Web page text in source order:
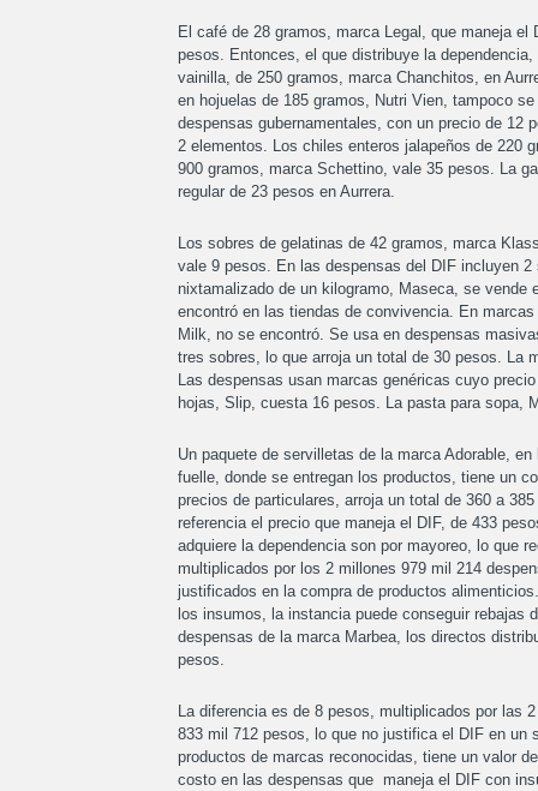
El café de 28 gramos, marca Legal, que maneja
pesos. Entonces, el que distribuye la
vainilla, de 250 gramos, marca Chanchitos, en
en hojuelas de 185 gramos, Nutri Vien, tampoco
despensas gubernamentales, con un precio de 12
2 elementos. Los chiles enteros jalapeños de 220
900 gramos, marca Schettino, vale 35 pesos. La
regular de 23 pesos en Aurrera.
Los sobres de gelatinas de 42 gramos, marca
vale 9 pesos. En las despensas del DIF incluyen
nixtamalizado de un kilogramo, Maseca, se
encontró en las tiendas de convivencia. En
Milk, no se encontró. Se usa en despensas
tres sobres, lo que arroja un total de 30 pesos. La
Las despensas usan marcas genéricas cuyo
hojas, Slip, cuesta 16 pesos. La pasta para sopa,
Un paquete de servilletas de la marca Adorable,
fuelle, donde se entregan los productos, tiene un
precios de particulares, arroja un total de 360 a
referencia el precio que maneja el DIF, de 433
adquiere la dependencia son por mayoreo, lo que
multiplicados por los 2 millones 979 mil 214
justificados en la compra de productos
los insumos, la instancia puede conseguir rebajas
despensas de la marca Marbea, los directos
pesos.
La diferencia es de 8 pesos, multiplicados por las
833 mil 712 pesos, lo que no justifica el DIF en
productos de marcas reconocidas, tiene un valor
costo en las despensas que maneja el DIF con